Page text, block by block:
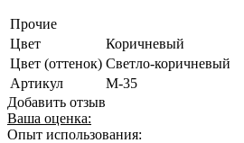
Прочие
Цвет
Коричневый
Цвет (оттенок) Светло-коричневый
Артикул
M-35
Добавить отзыв
Ваша оценка:
Опыт использования: